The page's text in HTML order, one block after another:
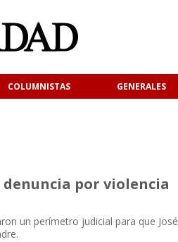
COLUMNISTAS GENERALES
por violencia
un perímetro judicial para que José